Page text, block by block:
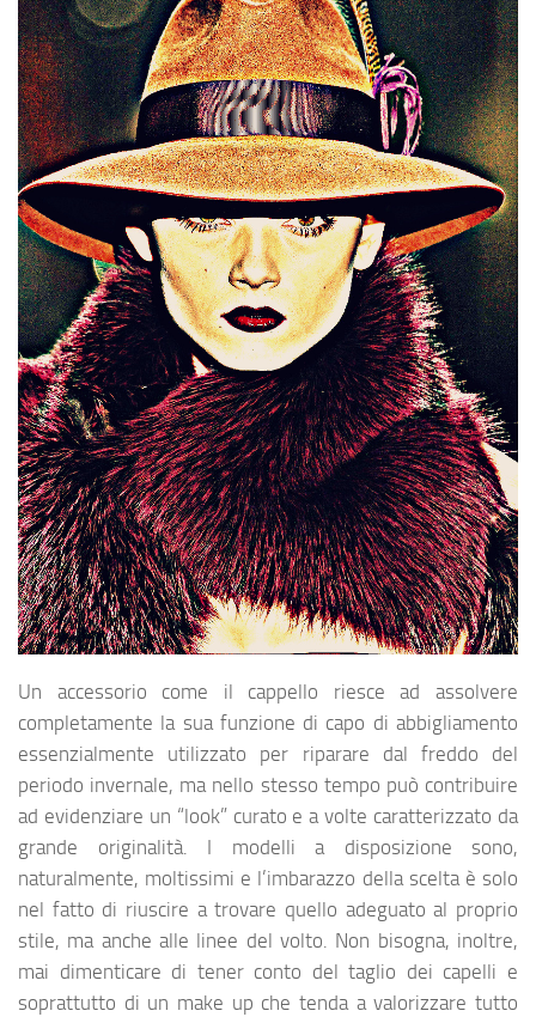
Un accessorio come il cappello riesce ad assolvere
completamente la sua funzione di capo di abbigliamento
essenzialmente utilizzato per riparare dal freddo del
periodo invernale, ma nello stesso tempo può contribuire
ad evidenziare un “look” curato e a volte caratterizzato da
grande originalità. I modelli a disposizione sono,
naturalmente, moltissimi e l’imbarazzo della scelta è solo
nel fatto di riuscire a trovare quello adeguato al proprio
stile, ma anche alle linee del volto. Non bisogna, inoltre,
mai dimenticare di tener conto del taglio dei capelli e
soprattutto di un make up che tenda a valorizzare tutto